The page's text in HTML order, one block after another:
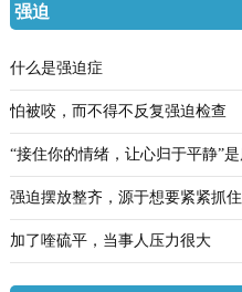
强迫
什么是强迫症
怕被咬，而不得不反复强迫检查
“接住你的情绪，让心归于平静”
强迫摆放整齐，源于想要紧紧抓
加了喹硫平，当事人压力很大